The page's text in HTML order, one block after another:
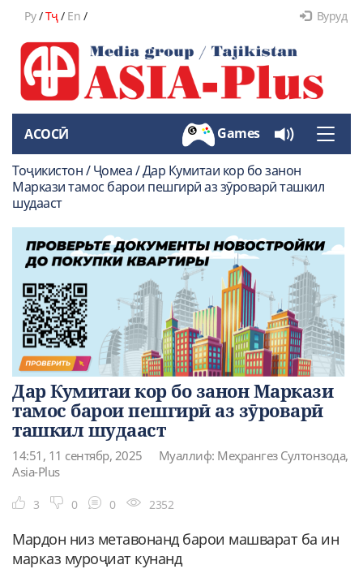
Ру/Тҷ/ En / Вуруд
Toggle
АСОСӢ Games
Тоҷикистон / Ҷомеа / Дар Кумитаи кор бо занон
Маркази тамос барои пешгирӣ аз зӯроварӣ ташкил
шудааст
Дар Кумитаи кор бо занон Маркази
тамос барои пешгирӣ аз зӯроварӣ
ташкил шудааст
14:51, 11 сентябр, 2025
Муаллиф: Меҳрангез Султонзода,
Asia-Plus
3 0 0 2352
Мардон низ метавонанд барои машварат ба ин
марказ муроҷиат кунанд